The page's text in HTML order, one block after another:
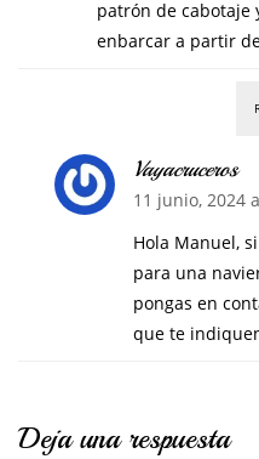
patrón de cabotaje
enbarcar a partir
Vayacruceros
11 junio, 2024
Hola Manuel,
para una
pongas en
que te
Deja una respuesta